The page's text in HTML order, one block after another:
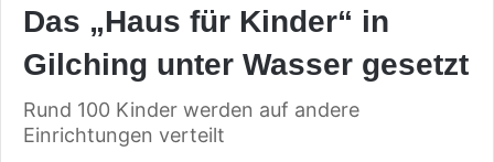
Das „Haus für Kinder“ in
Gilching unter Wasser gesetzt
Rund 100 Kinder werden auf andere
Einrichtungen verteilt